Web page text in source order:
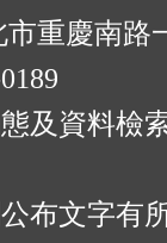
重慶南路
及資料檢
布文字有